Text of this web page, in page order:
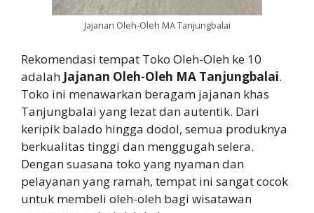
Jajanan Oleh-Oleh MA Tanjungbalai
Rekomendasi tempat Toko Oleh-Oleh ke 10
adalah Jajanan Oleh-Oleh MA Tanjungbalai.
Toko ini menawarkan beragam jajanan khas
Tanjungbalai yang lezat dan autentik. Dari
keripik balado hingga dodol, semua produknya
berkualitas tinggi dan menggugah selera.
Dengan suasana toko yang nyaman dan
pelayanan yang ramah, tempat ini sangat cocok
untuk membeli oleh-oleh bagi wisatawan